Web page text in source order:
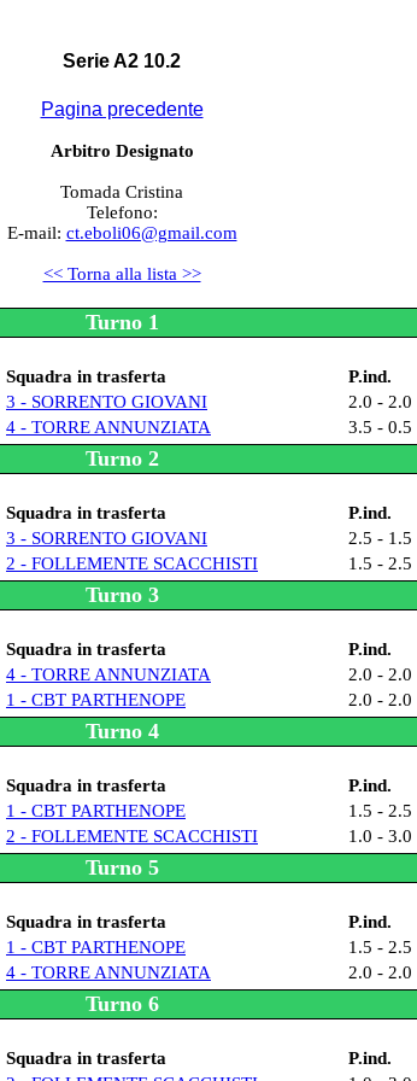
Serie A2 10.2
Pagina precedente
Arbitro Designato
Tomada Cristina
Telefono:
E-mail: ct.eboli06@gmail.com
<< Torna alla lista >>
Turno 1
Squadra in trasferta P.ind.
3 - SORRENTO GIOVANI 2.0 - 2.0
4 - TORRE ANNUNZIATA 3.5 - 0.5
Turno 2
Squadra in trasferta P.ind.
3 - SORRENTO GIOVANI 2.5 - 1.5
2 - FOLLEMENTE SCACCHISTI 1.5 - 2.5
Turno 3
Squadra in trasferta P.ind.
4 - TORRE ANNUNZIATA 2.0 - 2.0
1 - CBT PARTHENOPE 2.0 - 2.0
Turno 4
Squadra in trasferta P.ind.
1 - CBT PARTHENOPE 1.5 - 2.5
2 - FOLLEMENTE SCACCHISTI 1.0 - 3.0
Turno 5
Squadra in trasferta P.ind.
1 - CBT PARTHENOPE 1.5 - 2.5
4 - TORRE ANNUNZIATA 2.0 - 2.0
Turno 6
Squadra in trasferta P.ind.